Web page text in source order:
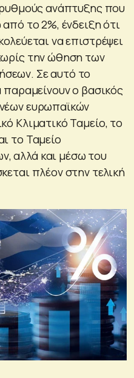
ρυθμούς ανάπτυξης που
το 2%, ένδειξη ότι
να επιστρέψει
την ώθηση των
Σε αυτό το
παραμείνουν ο βασικός
ευρωπαϊκών
Κλιματικό Ταμείο, το
το Ταμείο
αλλά και μέσω του
πλέον στην τελική